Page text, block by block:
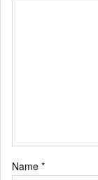
Name *